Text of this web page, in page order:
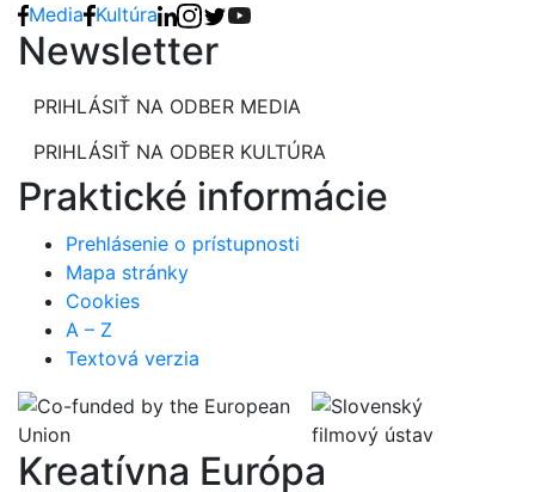
Media Kultúra
Newsletter
PRIHLÁSIŤ NA ODBER MEDIA
PRIHLÁSIŤ NA ODBER KULTÚRA
Praktické informácie
Prehlásenie o prístupnosti
Mapa stránky
Cookies
A – Z
Textová verzia
Kreatívna Európa